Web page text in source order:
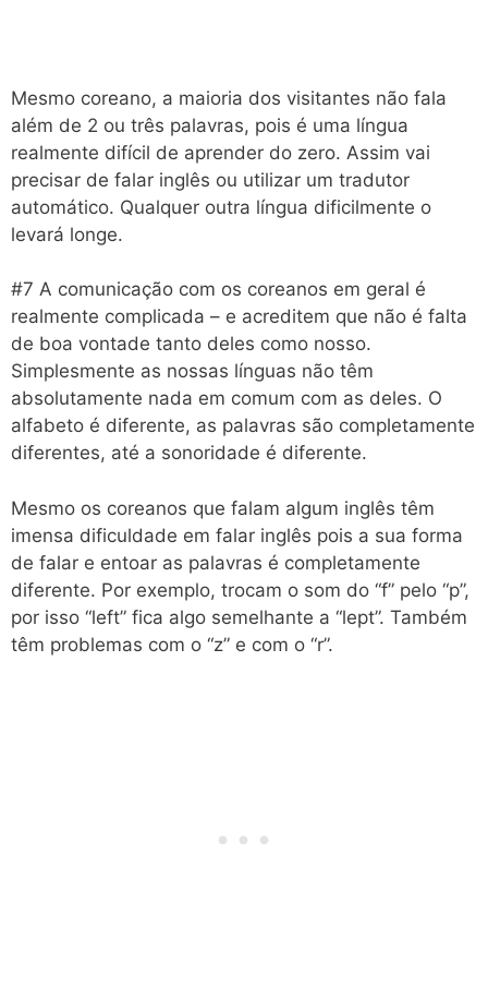
Mesmo coreano, a maioria dos visitantes não fala
além de 2 ou três palavras, pois é uma língua
realmente difícil de aprender do zero. Assim vai
precisar de falar inglês ou utilizar um tradutor
automático. Qualquer outra língua dificilmente o
levará longe.
#7 A comunicação com os coreanos em geral é
realmente complicada – e acreditem que não é falta
de boa vontade tanto deles como nosso.
Simplesmente as nossas línguas não têm
absolutamente nada em comum com as deles. O
alfabeto é diferente, as palavras são completamente
diferentes, até a sonoridade é diferente.
Mesmo os coreanos que falam algum inglês têm
imensa dificuldade em falar inglês pois a sua forma
de falar e entoar as palavras é completamente
diferente. Por exemplo, trocam o som do “f” pelo “p”,
por isso “left” fica algo semelhante a “lept”. Também
têm problemas com o “z” e com o “r”.